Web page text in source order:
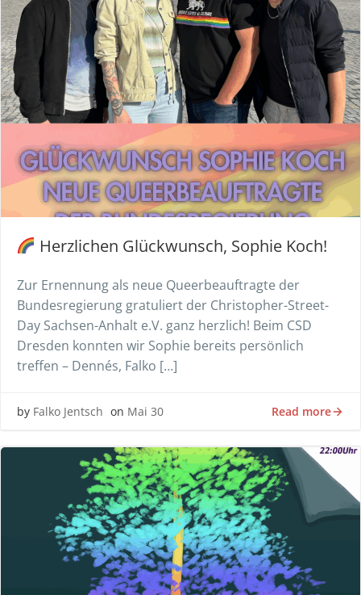
Herzlichen Glückwunsch, Sophie Koch!
Zur Ernennung als neue Queerbeauftragte der
Bundesregierung gratuliert der Christopher-Street-
Day Sachsen-Anhalt e.V. ganz herzlich! Beim CSD
Dresden konnten wir Sophie bereits persönlich
treffen – Dennés, Falko […]
by Falko Jentsch on Mai 30 Read more